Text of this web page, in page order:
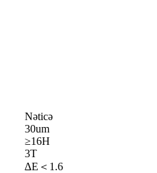
Nəticə
30um
≥16H
3T
∆E＜1.6